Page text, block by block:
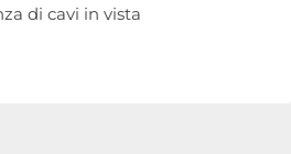
di cavi in vista